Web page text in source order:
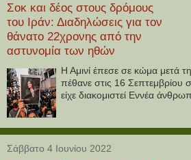
Σοκ και δέος στους δρόμους
του Ιράν: Διαδηλώσεις για τον
θάνατο 22χρονης από την
αστυνομία των ηθών
Η Αμινί έπεσε σε κώμα μετά
πέθανε στις 16 Σεπτεμβρίου
είχε διακομιστεί Εννέα
Σάββατο 4 Ιουνίου 2022